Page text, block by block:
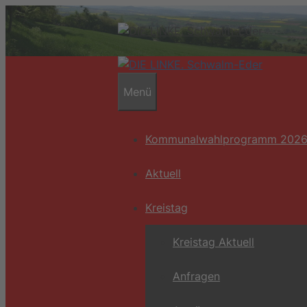
Zum
Inhalt
Menü
Kommunalwahlprogramm 2026
Aktuell
Kreistag
Kreistag Aktuell
Anfragen